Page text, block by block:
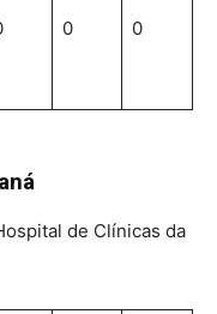
0 0
de Clínicas da